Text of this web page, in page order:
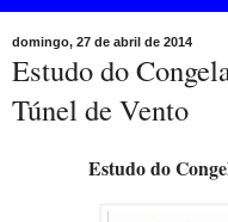
domingo, 27 de abril de 2014
Estudo do
Túnel de Vento
Estudo do